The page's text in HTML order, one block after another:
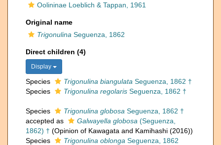
Oolininae Loeblich & Tappan, 1961
Original name
Trigonulina Seguenza, 1862
Direct children (4)
Display
Species Trigonulina biangulata Seguenza, 1862 †
Species
Trigonulina regolaris Seguenza, 1862 †
Species Trigonulina globosa Seguenza, 1862 †
accepted as
Galwayella globosa (Seguenza,
1862) † (Opinion of Kawagata and Kamihashi (2016))
Species
Trigonulina oblonga Seguenza, 1862